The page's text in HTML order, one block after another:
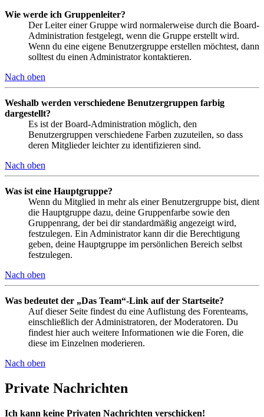
Wie werde ich Gruppenleiter?
Der Leiter einer Gruppe wird normalerweise durch die Board-
Administration festgelegt, wenn die Gruppe erstellt wird.
Wenn du eine eigene Benutzergruppe erstellen möchtest, dann
solltest du einen Administrator kontaktieren.
Nach oben
Weshalb werden verschiedene Benutzergruppen farbig
dargestellt?
Es ist der Board-Administration möglich, den
Benutzergruppen verschiedene Farben zuzuteilen, so dass
deren Mitglieder leichter zu identifizieren sind.
Nach oben
Was ist eine Hauptgruppe?
Wenn du Mitglied in mehr als einer Benutzergruppe bist, dient
die Hauptgruppe dazu, deine Gruppenfarbe sowie den
Gruppenrang, der bei dir standardmäßig angezeigt wird,
festzulegen. Ein Administrator kann dir die Berechtigung
geben, deine Hauptgruppe im persönlichen Bereich selbst
festzulegen.
Nach oben
Was bedeutet der „Das Team“-Link auf der Startseite?
Auf dieser Seite findest du eine Auflistung des Forenteams,
einschließlich der Administratoren, der Moderatoren. Du
findest hier auch weitere Informationen wie die Foren, die
diese im Einzelnen moderieren.
Nach oben
Private Nachrichten
Ich kann keine Privaten Nachrichten verschicken!